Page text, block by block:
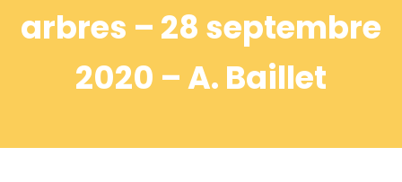
arbres – 28 septembre
2020 – A. Baillet